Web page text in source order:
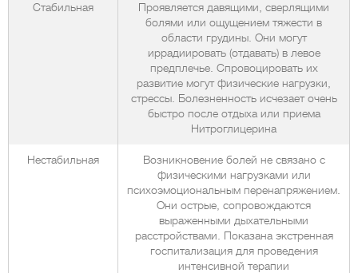
Стабильная
Проявляется давящими, сверлящими
болями или ощущением тяжести в
области грудины. Они могут
иррадиировать (отдавать) в левое
предплечье. Спровоцировать их
развитие могут физические нагрузки,
стрессы. Болезненность исчезает очень
быстро после отдыха или приема
Нитроглицерина
Нестабильная
Возникновение болей не связано с
физическими нагрузками или
психоэмоциональным перенапряжением.
Они острые, сопровождаются
выраженными дыхательными
расстройствами. Показана экстренная
госпитализация для проведения
интенсивной терапии